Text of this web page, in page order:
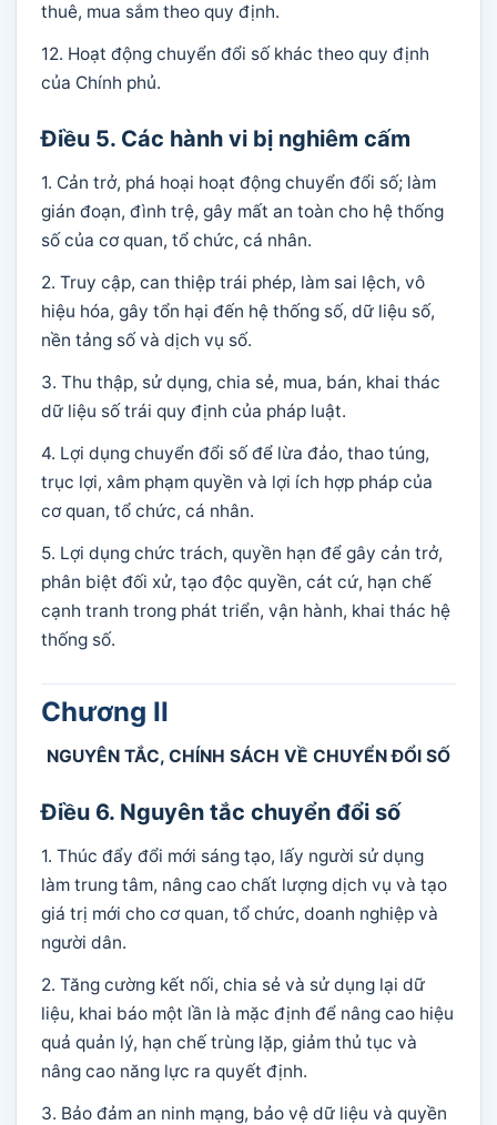
thuê, mua sắm theo quy định.
12. Hoạt động chuyển đổi số khác theo quy định
của Chính phủ.
Điều 5. Các hành vi bị nghiêm cấm
1. Cản trở, phá hoại hoạt động chuyển đổi số; làm
gián đoạn, đình trệ, gây mất an toàn cho hệ thống
số của cơ quan, tổ chức, cá nhân.
2. Truy cập, can thiệp trái phép, làm sai lệch, vô
hiệu hóa, gây tổn hại đến hệ thống số, dữ liệu số,
nền tảng số và dịch vụ số.
3. Thu thập, sử dụng, chia sẻ, mua, bán, khai thác
dữ liệu số trái quy định của pháp luật.
4. Lợi dụng chuyển đổi số để lừa đảo, thao túng,
trục lợi, xâm phạm quyền và lợi ích hợp pháp của
cơ quan, tổ chức, cá nhân.
5. Lợi dụng chức trách, quyền hạn để gây cản trở,
phân biệt đối xử, tạo độc quyền, cát cứ, hạn chế
cạnh tranh trong phát triển, vận hành, khai thác hệ
thống số.
Chương II
NGUYÊN TẮC, CHÍNH SÁCH VỀ CHUYỂN ĐỔI SỐ
Điều 6. Nguyên tắc chuyển đổi số
1. Thúc đẩy đổi mới sáng tạo, lấy người sử dụng
làm trung tâm, nâng cao chất lượng dịch vụ và tạo
giá trị mới cho cơ quan, tổ chức, doanh nghiệp và
người dân.
2. Tăng cường kết nối, chia sẻ và sử dụng lại dữ
liệu, khai báo một lần là mặc định để nâng cao hiệu
quả quản lý, hạn chế trùng lặp, giảm thủ tục và
nâng cao năng lực ra quyết định.
3. Bảo đảm an ninh mạng, bảo vệ dữ liệu và quyền